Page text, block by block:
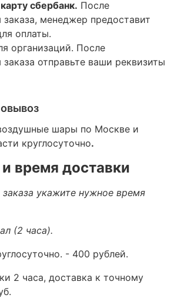
сбербанк. После
менеджер предоставит
оплаты.
организаций. После
отправьте ваши реквизиты
шары по Москве и
круглосуточно.
время доставки
укажите нужное время
(2 часа).
- 400 рублей.
2 часа, доставка к точному